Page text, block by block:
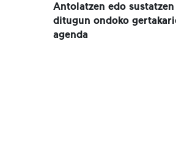
Antolatzen edo sustatzen
ditugun ondoko
agenda